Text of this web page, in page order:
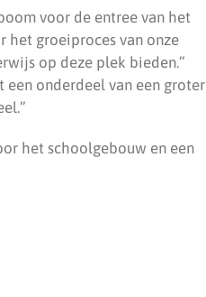
voor de entree van het
het groeiproces van onze
op deze plek bieden.”
een onderdeel van een groter
het schoolgebouw en een